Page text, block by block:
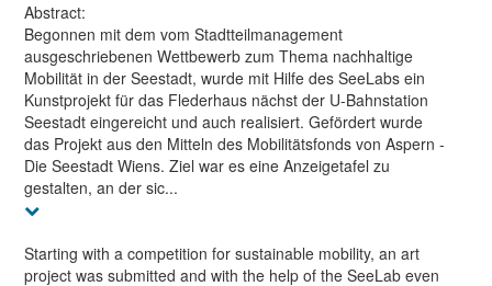
Abstract:
Begonnen mit dem vom Stadtteilmanagement
ausgeschriebenen Wettbewerb zum Thema nachhaltige
Mobilität in der Seestadt, wurde mit Hilfe des SeeLabs ein
Kunstprojekt für das Flederhaus nächst der U-Bahnstation
Seestadt eingereicht und auch realisiert. Gefördert wurde
das Projekt aus den Mitteln des Mobilitätsfonds von Aspern -
Die Seestadt Wiens. Ziel war es eine Anzeigetafel zu
gestalten, an der sic...
Starting with a competition for sustainable mobility, an art
project was submitted and with the help of the SeeLab even